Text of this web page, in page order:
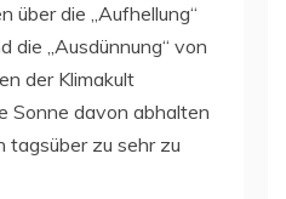
über die „Aufhellung“
die „Ausdünnung“ von
der Klimakult
Sonne davon abhalten
tagsüber zu sehr zu